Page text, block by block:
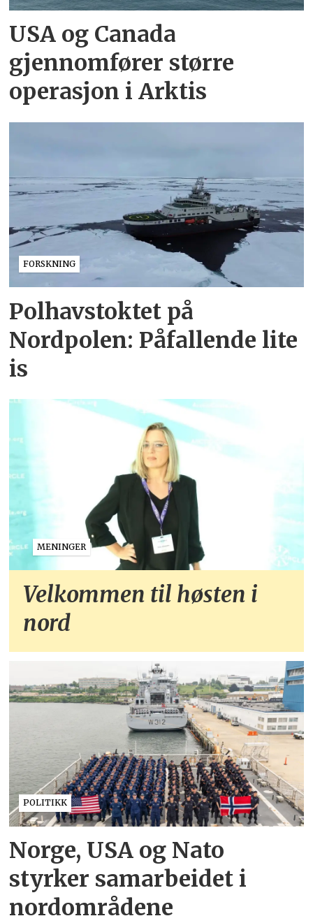
USA og Canada
gjennomfører større
operasjon i Arktis
FORSKNING
Polhavstoktet på
Nordpolen: Påfallende lite
is
MENINGER
Velkommen til høsten i
nord
POLITIKK
Norge, USA og Nato
styrker samarbeidet i
nordområdene